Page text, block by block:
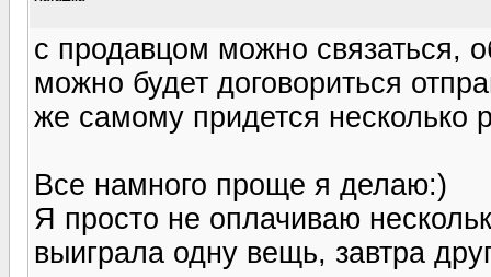
с продавцом можно связаться,
можно будет договориться
же самому придется несколько
Все намного проще я делаю:)
Я просто не оплачиваю
выиграла одну вещь, завтра